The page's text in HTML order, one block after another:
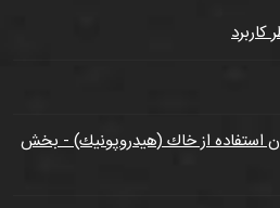
کاربرد
استفاده از خاك (هيدروپونيك) - بخش